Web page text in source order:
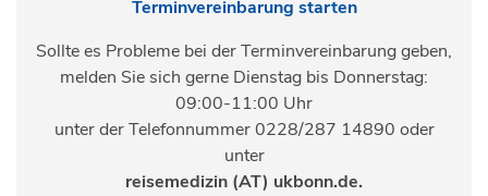
Terminvereinbarung starten
Sollte es Probleme bei der Terminvereinbarung geben,
melden Sie sich gerne Dienstag bis Donnerstag:
09:00-11:00 Uhr
unter der Telefonnummer 0228/287 14890 oder
unter
reisemedizin (AT) ukbonn.de.